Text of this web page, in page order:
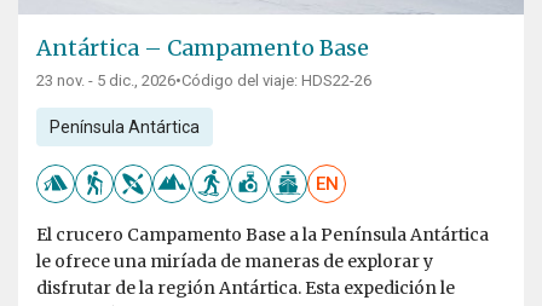
Antártica – Campamento Base
23 nov. - 5 dic., 2026•Código del viaje: HDS22-26
Península Antártica
EN
El crucero Campamento Base a la Península Antártica
le ofrece una miríada de maneras de explorar y
disfrutar de la región Antártica. Esta expedición le